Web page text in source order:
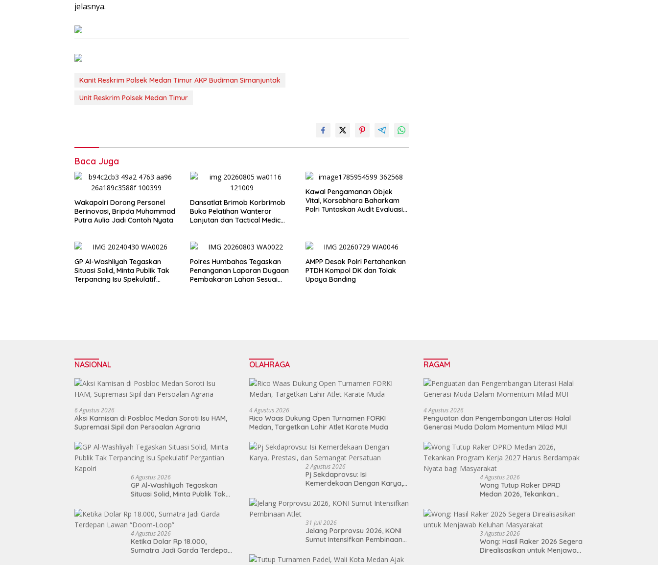
jelasnya.
Kanit Reskrim Polsek Medan Timur AKP Budiman Simanjuntak
Unit Reskrim Polsek Medan Timur
Baca Juga
Wakapolri Dorong Personel
Berinovasi, Bripda Muhammad
Putra Aulia Jadi Contoh Nyata
Dansatlat Brimob Korbrimob
Buka Pelatihan Wanteror
Lanjutan dan Tactical Medic
Kawal Pengamanan Objek
Vital, Korsabhara Baharkam
Polri Tuntaskan Audit Evaluasi
GP Al-Washliyah Tegaskan
Situasi Solid, Minta Publik Tak
Terpancing Isu Spekulatif
Polres Humbahas Tegaskan
Penanganan Laporan Dugaan
Pembakaran Lahan Sesuai
AMPP Desak Polri Pertahankan
PTDH Kompol DK dan Tolak
Upaya Banding
NASIONAL
6 Agustus 2026
Aksi Kamisan di Posbloc Medan Soroti Isu HAM,
Supremasi Sipil dan Persoalan Agraria
6 Agustus 2026
GP Al-Washliyah Tegaskan
Situasi Solid, Minta Publik Tak
Pergantian Kapolri
4 Agustus 2026
Ketika Dolar Rp 18.000,
Sumatra Jadi Garda Terdepan
OLAHRAGA
4 Agustus 2026
Rico Waas Dukung Open Turnamen FORKI
Medan, Targetkan Lahir Atlet Karate Muda
2 Agustus 2026
Pj Sekdaprovsu: Isi
Kemerdekaan Dengan Karya,
Persatuan
31 Juli 2026
Jelang Porprovsu 2026, KONI
Sumut Intensifkan Pembinaan
RAGAM
4 Agustus 2026
Penguatan dan Pengembangan Literasi Halal
Generasi Muda Dalam Momentum Milad MUI
4 Agustus 2026
Wong Tutup Raker DPRD
Medan 2026, Tekankan
Berdampak Nyata bagi
Masyarakat
3 Agustus 2026
Wong: Hasil Raker 2026 Segera
Direalisasikan untuk Menjawab